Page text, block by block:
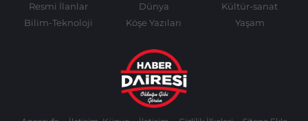
Resmi İlanlar
Dünya
Kültür-sanat
Bilim-Teknoloji
Köşe Yazıları Yaşam